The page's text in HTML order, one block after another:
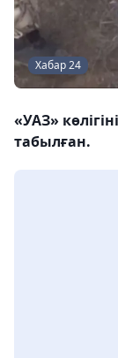
Хабар 24
«УАЗ»
табылған.